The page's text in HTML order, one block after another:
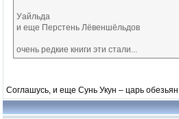
Уайльда
и еще Перстень Лёвеншёльдов
очень редкие книги эти стали...
Соглашусь, и еще Сунь Укун – царь